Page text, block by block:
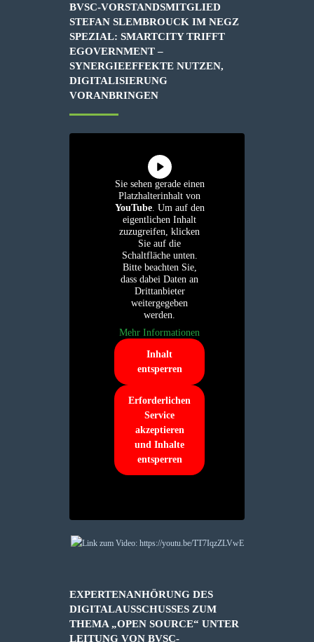
BVSC-VORSTANDSMITGLIED
STEFAN SLEMBROUCK IM NEGZ
SPEZIAL: SMARTCITY TRIFFT
EGOVERNMENT –
SYNERGIEEFFEKTE NUTZEN,
DIGITALISIERUNG
VORANBRINGEN
Sie sehen gerade einen
Platzhalterinhalt von
YouTube. Um auf den
eigentlichen Inhalt
zuzugreifen, klicken
Sie auf die
Schaltfläche unten.
Bitte beachten Sie,
dass dabei Daten an
Drittanbieter
weitergegeben
werden.
Mehr Informationen
Inhalt
entsperren
Erforderlichen
Service
akzeptieren
und Inhalte
entsperren
EXPERTENANHÖRUNG DES
DIGITALAUSSCHUSSES ZUM
THEMA „OPEN SOURCE“ UNTER
LEITUNG VON BVSC-